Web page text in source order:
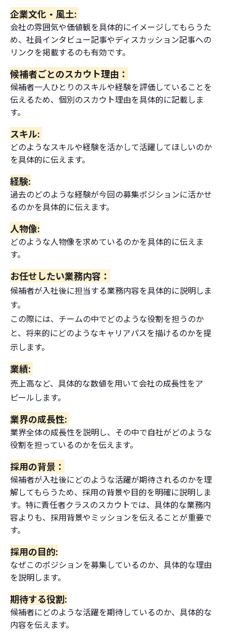
企業文化・風土:
会社の雰囲気や価値観を具体的にイメージしてもらうた
め、社員インタビュー記事やディスカッション記事への
リンクを掲載するのも有効です。
候補者ごとのスカウト理由：
候補者一人ひとりのスキルや経験を評価していることを
伝えるため、個別のスカウト理由を具体的に記載しま
す。
スキル:
どのようなスキルや経験を活かして活躍してほしいのか
を具体的に伝えます。
経験:
過去のどのような経験が今回の募集ポジションに活かせ
るのかを具体的に伝えます。
人物像:
どのような人物像を求めているのかを具体的に伝えま
す。
お任せしたい業務内容：
候補者が入社後に担当する業務内容を具体的に説明しま
す。
この際には、チームの中でどのような役割を担うのか
と、将来的にどのようなキャリアパスを描けるのかを提
示します。
業績:
売上高など、具体的な数値を用いて会社の成長性をア
ピールします。
業界の成長性:
業界全体の成長性を説明し、その中で自社がどのような
役割を担っているのかを伝えます。
採用の背景：
候補者が入社後にどのような活躍が期待されるのかを理
解してもらうため、採用の背景や目的を明確に説明しま
す。特に責任者クラスのスカウトでは、具体的な業務内
容よりも、採用背景やミッションを伝えることが重要で
す。
採用の目的:
なぜこのポジションを募集しているのか、具体的な理由
を説明します。
期待する役割:
候補者にどのような活躍を期待しているのか、具体的な
内容を伝えます。